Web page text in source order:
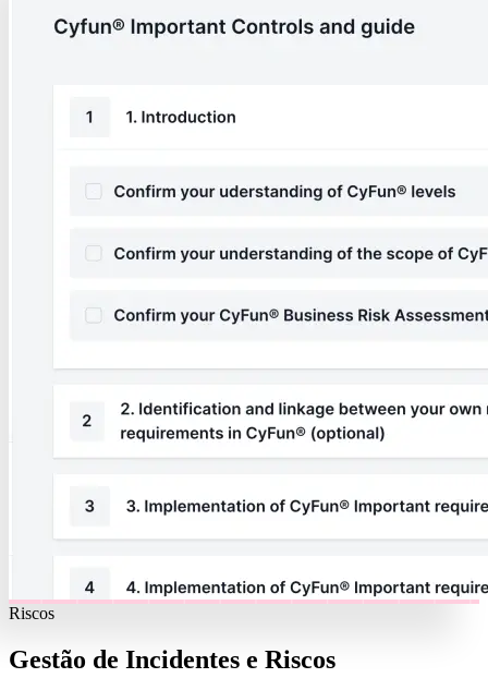
Riscos
Gestão de Incidentes e Riscos